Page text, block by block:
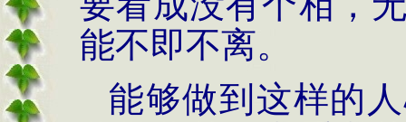
能不即不离。
能够做到这样的